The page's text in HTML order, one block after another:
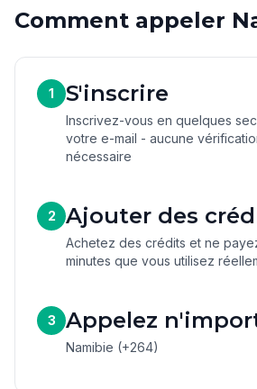
Comment appeler
1 S'inscrire
Inscrivez-vous en quelques
votre e-mail - aucune
nécessaire
2 Ajouter des
Achetez des crédits et ne
minutes que vous utilisez
3 Appelez
Namibie (+264)